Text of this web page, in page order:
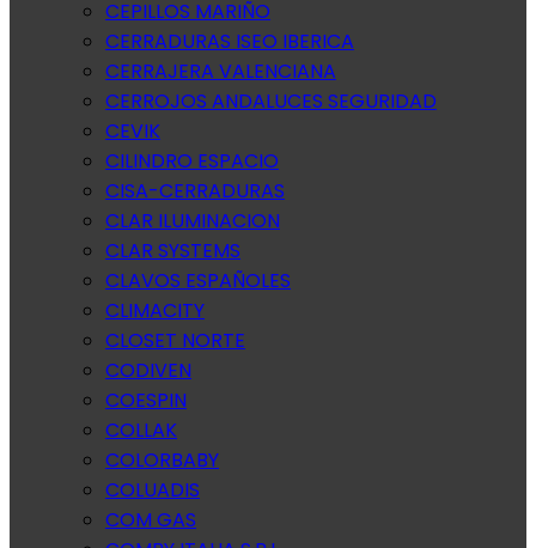
CEPILLOS MARIÑO
CERRADURAS ISEO IBERICA
CERRAJERA VALENCIANA
CERROJOS ANDALUCES SEGURIDAD
CEVIK
CILINDRO ESPACIO
CISA-CERRADURAS
CLAR ILUMINACION
CLAR SYSTEMS
CLAVOS ESPAÑOLES
CLIMACITY
CLOSET NORTE
CODIVEN
COESPIN
COLLAK
COLORBABY
COLUADIS
COM GAS